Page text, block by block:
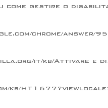
come gestire o
chrome/answer/
it/kb/Attivare e
kb/